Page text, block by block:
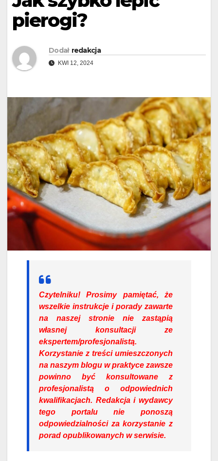
pierogi?
Dodał redakcja
KWI 12, 2024
Czytelniku! Prosimy pamiętać, że
wszelkie instrukcje i porady zawarte
na naszej stronie nie zastąpią
własnej konsultacji ze
ekspertem/profesjonalistą.
Korzystanie z treści umieszczonych
na naszym blogu w praktyce zawsze
powinno być konsultowane z
profesjonalistą o odpowiednich
kwalifikacjach. Redakcja i wydawcy
tego portalu nie ponoszą
odpowiedzialności za korzystanie z
porad opublikowanych w serwisie.